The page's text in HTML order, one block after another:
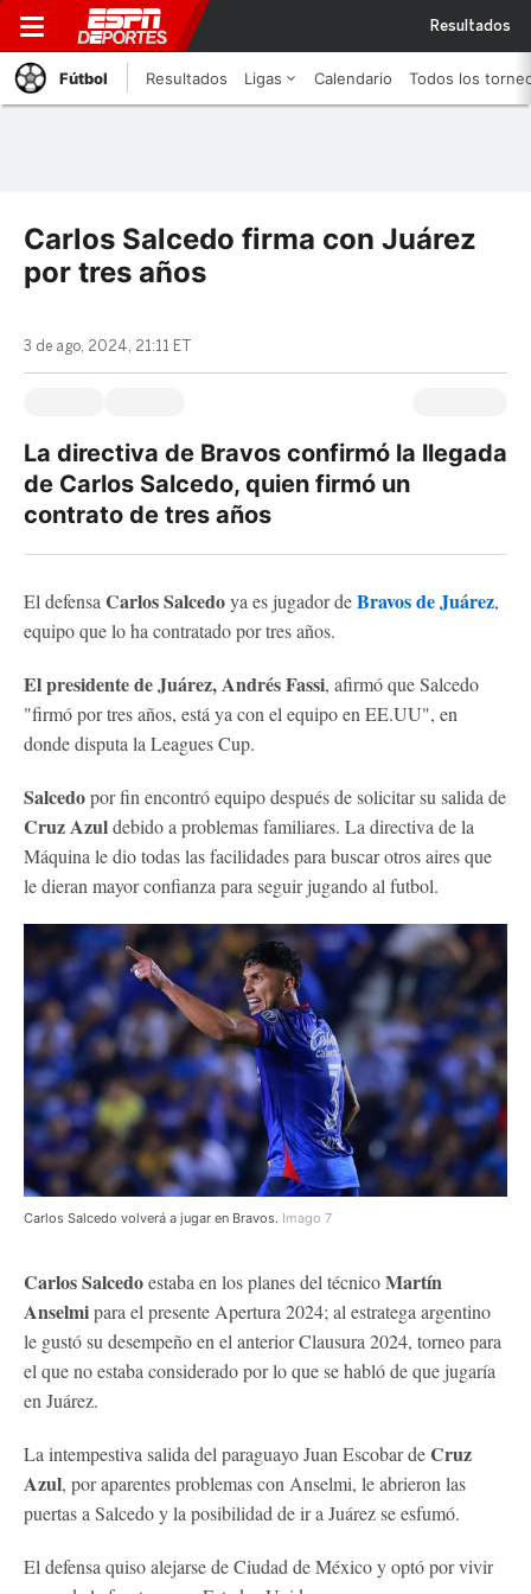
Resultados
Fútbol Resultados Ligas Calendario Todos los
Carlos Salcedo firma con Juárez
por tres años
3 de ago, 2024, 21:11 ET
La directiva de Bravos confirmó la llegada
de Carlos Salcedo, quien firmó un
contrato de tres años
El defensa Carlos Salcedoya es jugador deBravos de Juárez,
equipo que lo ha contratado por tres años.
El presidente de Juárez, Andrés Fassi, afirmó que Salcedo
"firmó por tres años, está ya con el equipo en EE.UU", en
donde disputa la Leagues Cup.
Salcedopor fin encontró equipo después de solicitar su salida de
Cruz Azuldebido a problemas familiares. La directiva de la
Máquina le dio todas las facilidades para buscar otros aires que
le dieran mayor confianza para seguir jugando al futbol.
Carlos Salcedo volverá a jugar en Bravos. Imago 7
Carlos Salcedoestaba en los planes del técnicoMartín
Anselmipara el presente Apertura 2024; al estratega argentino
le gustó su desempeño en el anterior Clausura 2024, torneo para
el que no estaba considerado por lo que se habló de que jugaría
en Juárez.
La intempestiva salida del paraguayo Juan Escobar deCruz
Azul, por aparentes problemas con Anselmi, le abrieron las
puertas a Salcedo y la posibilidad de ir a Juárez se esfumó.
El defensa quiso alejarse de Ciudad de México y optó por vivir